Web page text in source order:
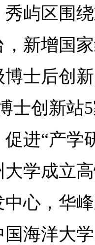
秀屿区围
，新增国
博士后创
士创新站
促进“产学
大学成立
中心，华
国海洋大